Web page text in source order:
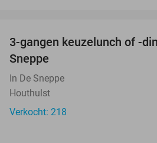
3-gangen keuzelunch of -
Sneppe
In De Sneppe
Houthulst
Verkocht: 218